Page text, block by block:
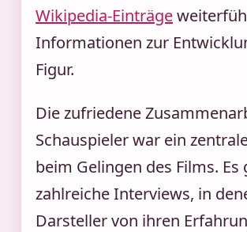
Wikipedia-Einträge
Informationen zur
Figur.
Die zufriedene
Schauspieler war ein
beim Gelingen des Films. Es
zahlreiche Interviews, in
Darsteller von ihren